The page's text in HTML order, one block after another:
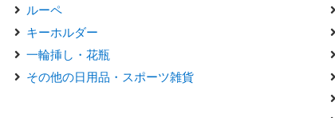
ルーペ
キーホルダー
一輪挿し・花瓶
その他の日用品・スポーツ雑貨